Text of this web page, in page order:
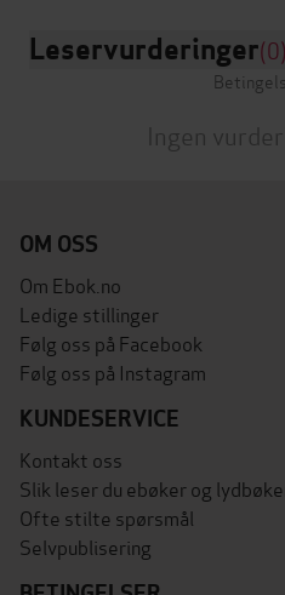
Leservurderinger(0)
Ingen
OM OSS
Om Ebok.no
Ledige stillinger
Følg oss på Facebook
Følg oss på Instagram
KUNDESERVICE
Kontakt oss
Slik leser du ebøker og
Ofte stilte spørsmål
Selvpublisering